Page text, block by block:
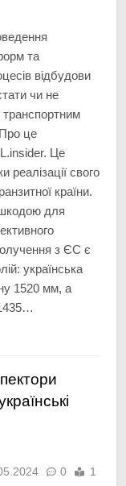
та
відбудови
чи не
це
Це
реалізації свого
країни.
для
з ЄС є
українська
1520 мм, а
0
1